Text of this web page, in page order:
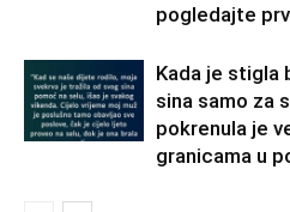
pogledajte
Kada je stigla
sina samo za
pokrenula je
granicama u